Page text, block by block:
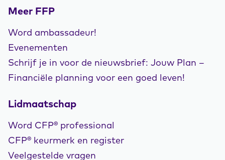
Meer FFP
Word ambassadeur!
Evenementen
Schrijf je in voor de nieuwsbrief: Jouw Plan –
Financiële planning voor een goed leven!
Lidmaatschap
Word CFP® professional
CFP® keurmerk en register
Veelgestelde vragen